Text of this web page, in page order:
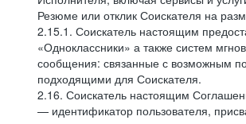
Резюме или отклик Соискателя на
2.15.1. Соискатель настоящим
«Одноклассники» а также систем
сообщения: связанные с возможным
подходящими для Соискателя.
2.16. Соискатель настоящим
— идентификатор пользователя,